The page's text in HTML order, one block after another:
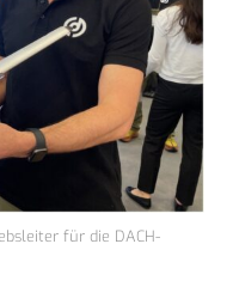
für die DACH-